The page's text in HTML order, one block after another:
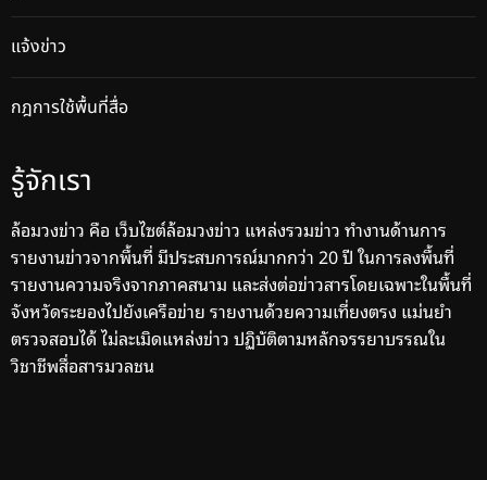
แจ้งข่าว
กฎการใช้พื้นที่สื่อ
รู้จักเรา
ล้อมวงข่าว คือ เว็บไซต์ล้อมวงข่าว แหล่งรวมข่าว ทำงานด้านการ
รายงานข่าวจากพื้นที่ มีประสบการณ์มากกว่า 20 ปี ในการลงพื้นที่
รายงานความจริงจากภาคสนาม และส่งต่อข่าวสารโดยเฉพาะในพื้นที่
จังหวัดระยองไปยังเครือข่าย รายงานด้วยความเที่ยงตรง แม่นยำ
ตรวจสอบได้ ไม่ละเมิดแหล่งข่าว ปฏิบัติตามหลักจรรยาบรรณใน
วิชาชีพสื่อสารมวลชน